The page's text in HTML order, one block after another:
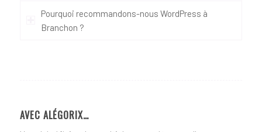
Pourquoi recommandons-nous WordPress à
Branchon ?
AVEC ALÉGORIX…